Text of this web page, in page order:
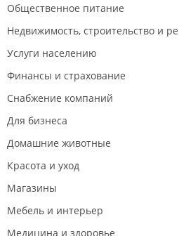
Общественное питание
Недвижимость, строительство и
Услуги населению
Финансы и страхование
Снабжение компаний
Для бизнеса
Домашние животные
Красота и уход
Магазины
Мебель и интерьер
Медицина и здоровье